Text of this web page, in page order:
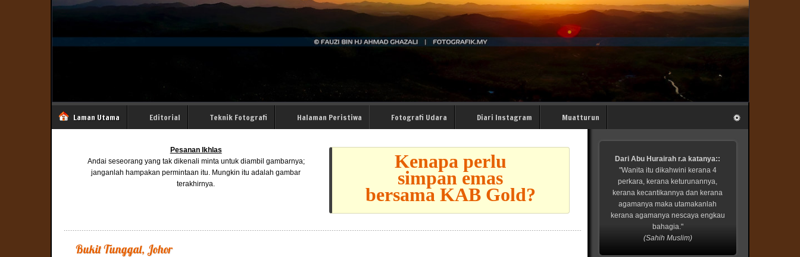
Laman Utama Editorial Teknik Fotografi Halaman Peristiwa Fotografi Udara Diari Instagram Muatturun
Pesanan Ikhlas
Andai seseorang yang tak dikenali minta untuk diambil gambarnya;
janganlah hampakan permintaan itu. Mungkin itu adalah gambar
terakhirnya.
Kenapa perlu
simpan emas
bersama KAB Gold?
Bukit Tunggal, Johor
Dari Abu Hurairah r.a katanya::
"Wanita itu dikahwini kerana 4
perkara, kerana keturunannya,
kerana kecantikannya dan kerana
agamanya maka utamakanlah
kerana agamanya nescaya engkau
bahagia."
(Sahih Muslim)